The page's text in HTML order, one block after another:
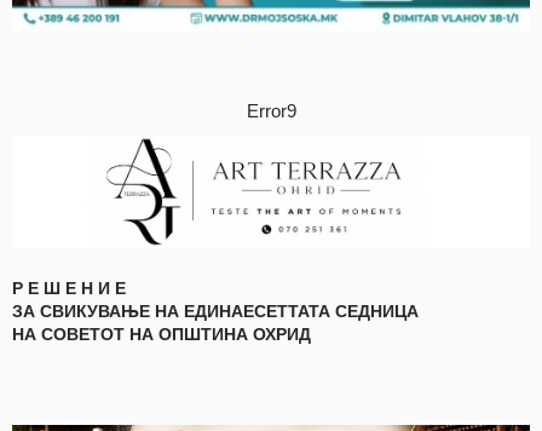
Error9
Р Е Ш Е Н И Е
ЗА СВИКУВАЊЕ НА ЕДИНАЕСЕТТАТА СЕДНИЦА
НА СОВЕТОТ НА ОПШТИНА ОХРИД